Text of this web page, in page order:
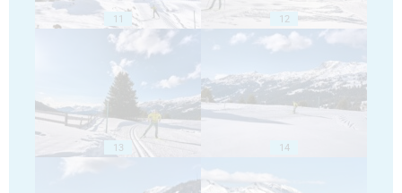
11 12
13 14